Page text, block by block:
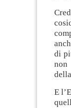
di
non
E